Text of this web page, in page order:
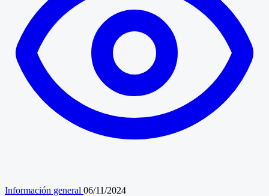
Información general 06/11/2024